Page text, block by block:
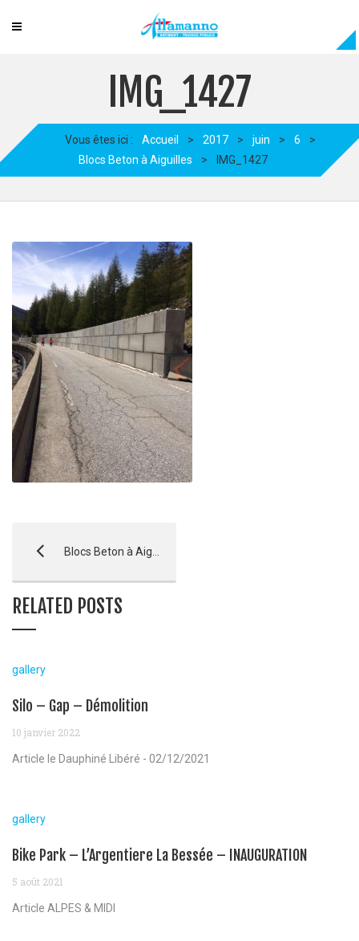
IMG_1427
Vous êtes ici : Accueil > 2017 > juin > 6
>
Blocs Beton à Aiguilles
> IMG_1427
Blocs Beton à Aiguilles
RELATED POSTS
gallery
Silo – Gap – Démolition
10 janvier 2022
Article le Dauphiné Libéré - 02/12/2021
gallery
Bike Park – L’Argentiere La Bessée – INAUGURATION
5 août 2021
Article ALPES & MIDI